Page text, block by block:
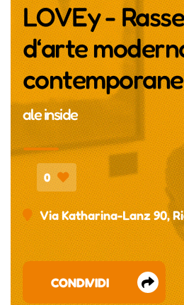
LOVEy -
d‘arte
ale inside
0
Via Katharina-Lanz 90,
CONDIVIDI